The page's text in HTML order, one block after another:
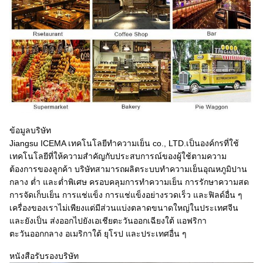
ข้อมูลบริษัท
Jiangsu ICEMA เทคโนโลยีทำความเย็น co., LTD.เป็นองค์กรที่ใช้
เทคโนโลยีที่ให้ความสำคัญกับประสบการณ์ของผู้ใช้ตามความ
ต้องการของลูกค้า บริษัทสามารถผลิตระบบทำความเย็นอุณหภูมิปาน
กลาง ต่ำ และต่ำพิเศษ ครอบคลุมการทำความเย็น การรักษาความสด
การจัดเก็บเย็น การแช่แข็ง การแช่แข็งอย่างรวดเร็ว และฟิลด์อื่น ๆ
เครื่องของเราไม่เพียงแต่มีส่วนแบ่งตลาดขนาดใหญ่ในประเทศจีน
และยังเป็น ส่งออกไปยังเอเชียตะวันออกเฉียงใต้ แอฟริกา
ตะวันออกกลาง อเมริกาใต้ ยุโรป และประเทศอื่น ๆ
หนังสือรับรองบริษัท